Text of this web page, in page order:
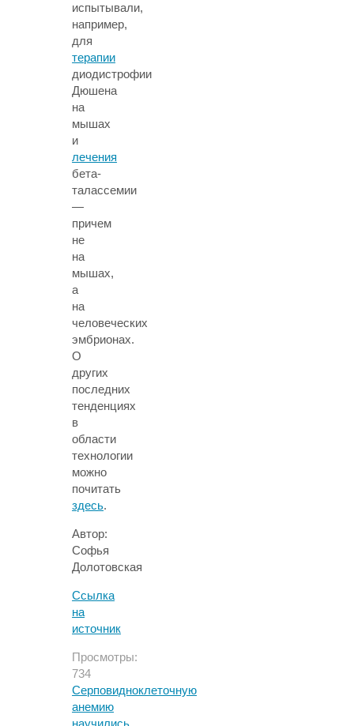
испытывали,
например,
для
терапии
диодистрофии
Дюшена
на
мышах
и
лечения
бета-
талассемии
—
причем
не
на
мышах,
а
на
человеческих
эмбрионах.
О
других
последних
тенденциях
в
области
технологии
можно
почитать
здесь.
Автор:
Софья
Долотовская
Ссылка
на
источник
Просмотры:
734
Серповидноклеточную
анемию